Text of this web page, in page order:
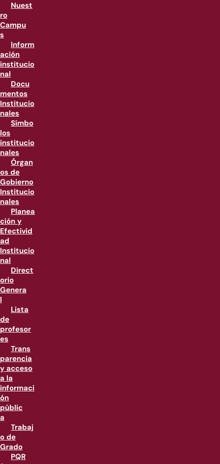
Nuest
ro
Campu
s
Inform
ación
institucio
nal
Docu
mentos
Institucio
nales
Símbo
los
institucio
nales
Órgan
os de
Gobierno
Institucio
nales
Planea
ción y
Efectivid
ad
Institucio
nal
Direct
orio
Genera
l
Lista
de
profesor
es
Trans
parencia
y acceso
a la
informaci
ón
públic
a
Trabaj
o de
Grado
PQR